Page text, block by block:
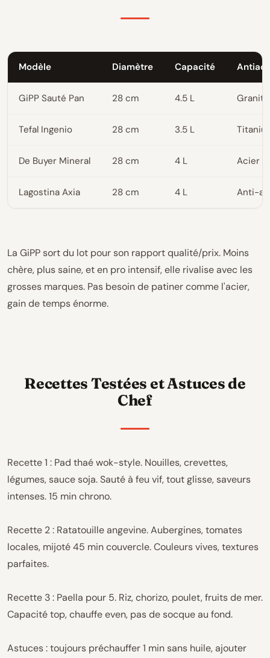
Modèle Diamètre Capacité
GiPP Sauté Pan 28 cm 4.5 L
Tefal Ingenio 28 cm 3.5 L
De Buyer Mineral 28 cm 4 L Acier
Lagostina Axia 28 cm 4 L Anti-
La GiPP sort du lot pour son rapport qualité/prix. Moins
chère, plus saine, et en pro intensif, elle rivalise avec les
grosses marques. Pas besoin de patiner comme l'acier,
gain de temps énorme.
Recettes Testées et Astuces de
Chef
Recette 1 : Pad thaé wok-style. Nouilles, crevettes,
légumes, sauce soja. Sauté à feu vif, tout glisse, saveurs
intenses. 15 min chrono.
Recette 2 : Ratatouille angevine. Aubergines, tomates
locales, mijoté 45 min couvercle. Couleurs vives, textures
parfaites.
Recette 3 : Paella pour 5. Riz, chorizo, poulet, fruits de mer.
Capacité top, chauffe even, pas de socque au fond.
Astuces : toujours préchauffer 1 min sans huile, ajouter